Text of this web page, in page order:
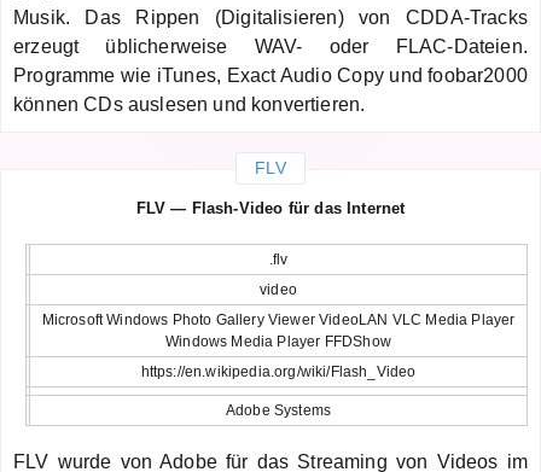
Musik. Das Rippen (Digitalisieren) von CDDA-Tracks
erzeugt üblicherweise WAV- oder FLAC-Dateien.
Programme wie iTunes, Exact Audio Copy und foobar2000
können CDs auslesen und konvertieren.
FLV
FLV — Flash-Video für das Internet
.flv
video
Microsoft Windows Photo Gallery Viewer VideoLAN VLC Media Player
Windows Media Player FFDShow
https://en.wikipedia.org/wiki/Flash_Video
Adobe Systems
FLV wurde von Adobe für das Streaming von Videos im